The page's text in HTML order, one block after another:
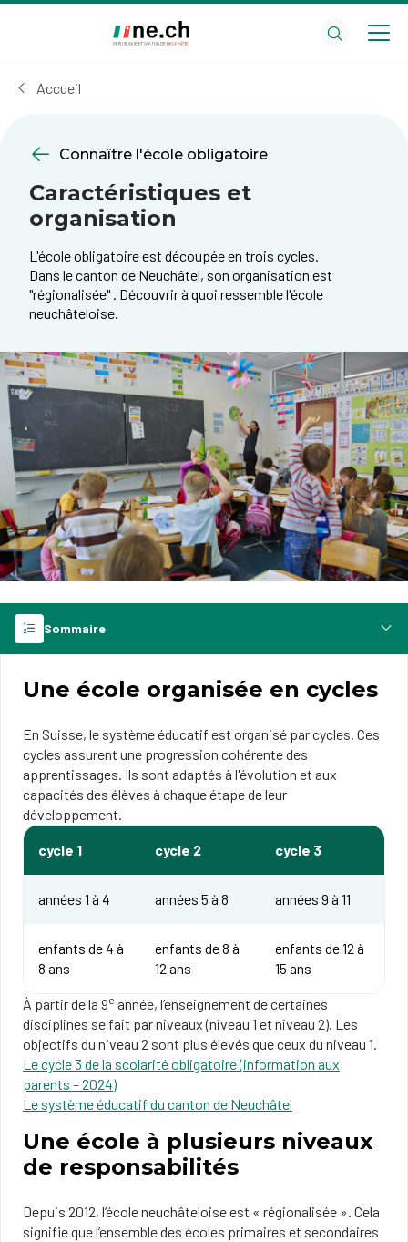
cookies
Accueil
Connaître l'école obligatoire
Caractéristiques et
organisation
L'école obligatoire est découpée en trois cycles.
Dans le canton de Neuchâtel, son organisation est
"régionalisée" . Découvrir à quoi ressemble l'école
neuchâteloise.
Sommaire
Une école organisée en cycles
En Suisse, le système éducatif est organisé par cycles. Ces
cycles assurent une progression cohérente des
apprentissages. Ils sont adaptés à l'évolution et aux
capacités des élèves à chaque étape de leur
développement.
cycle 1 cycle 2 cycle 3
années 1 à 4 années 5 à 8 années 9 à 11
enfants de 4 à
8 ans
enfants de 8 à
12 ans
enfants de 12 à
15 ans
À partir de la 9e année, l’enseignement de certaines
disciplines se fait par niveaux (niveau 1 et niveau 2). Les
objectifs du niveau 2 sont plus élevés que ceux du niveau 1.
Le cycle 3 de la scolarité obligatoire (information aux
parents – 2024)
Le système éducatif du canton de Neuchâtel
Une école à plusieurs niveaux
de responsabilités
Depuis 2012, l’école neuchâteloise est « régionalisée ». Cela
signifie que l’ensemble des écoles primaires et secondaires